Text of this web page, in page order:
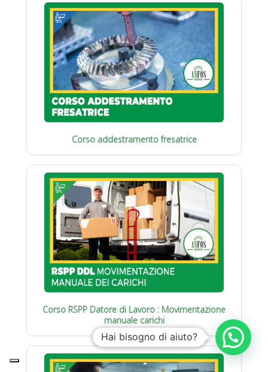
Corso addestramento fresatrice
Corso RSPP Datore di Lavoro : Movimentazione
manuale carichi
Hai bisogno di aiuto?